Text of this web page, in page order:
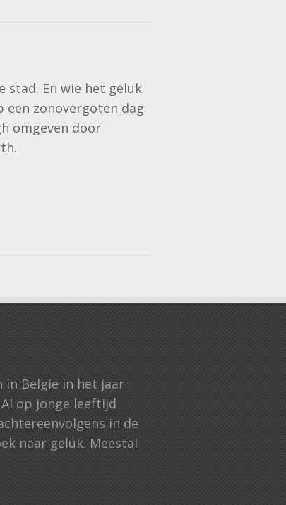
stad. En wie het geluk
een zonovergoten dag
omgeven door
in België in het jaar
op jonge leeftijd
in de
naar geluk. Meestal